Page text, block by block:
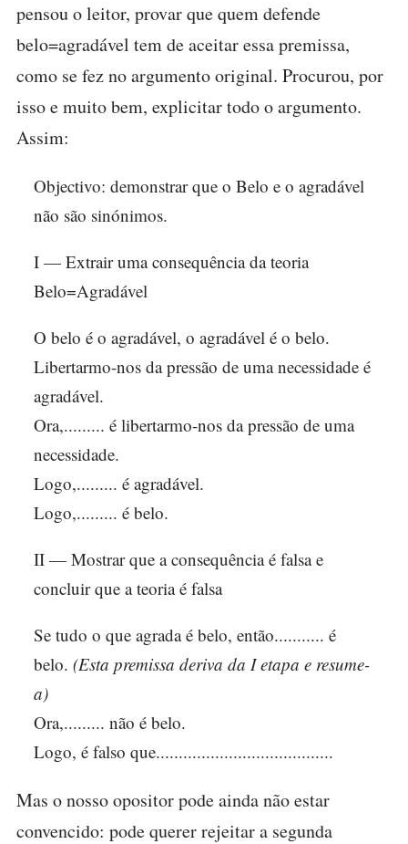
pensou o leitor, provar que quem defende
belo=agradável tem de aceitar essa premissa,
como se fez no argumento original. Procurou, por
isso e muito bem, explicitar todo o argumento.
Assim:
Objectivo: demonstrar que o Belo e o agradável
não são sinónimos.
I — Extrair uma consequência da teoria
Belo=Agradável
O belo é o agradável, o agradável é o belo.
Libertarmo-nos da pressão de uma necessidade é
agradável.
Ora,......... é libertarmo-nos da pressão de uma
necessidade.
Logo,......... é agradável.
Logo,......... é belo.
II — Mostrar que a consequência é falsa e
concluir que a teoria é falsa
Se tudo o que agrada é belo, então........... é
belo. (Esta premissa deriva da I etapa e resume-
a)
Ora,......... não é belo.
Logo, é falso que.......................................
Mas o nosso opositor pode ainda não estar
convencido: pode querer rejeitar a segunda